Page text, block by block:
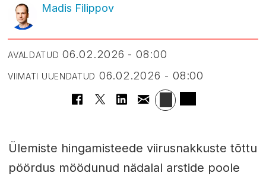
Madis Filippov
AVALDATUD 06.02.2026 - 08:00
VIIMATI UUENDATUD 06.02.2026 - 08:00
Ülemiste hingamisteede viirusnakkuste tõttu
pöördus möödunud nädalal arstide poole